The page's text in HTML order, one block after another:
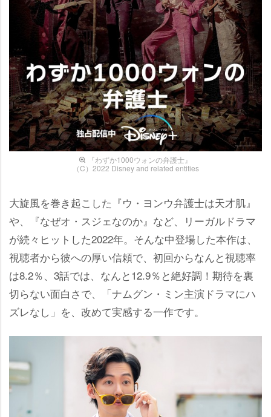
『わずか1000ウォンの弁護士』
（C）2022 Disney and related entities
大旋風を巻き起こした『ウ・ヨンウ弁護士は天才肌』
、『なぜオ・スジェなのか』など、リーガルドラマ
が続々ヒットした2022年。そんな中登場した本作は、
視聴者から彼への厚い信頼で、初回からなんと視聴率
は8.2％、3話では、なんと12.9％と絶好調！期待を裏
切らない面白さで、「ナムグン・ミン主演ドラマにハ
ズレなし」を、改めて実感する一作です。